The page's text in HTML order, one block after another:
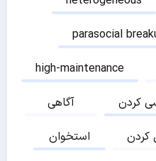
parasocial
high-maintenance
آگاهی
کردن
استخوان
کردن